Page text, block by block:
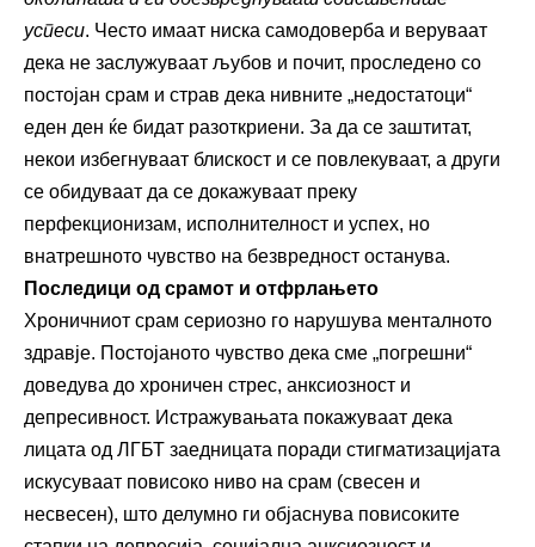
успеси. Често имаат ниска самодоверба и веруваат
дека не заслужуваат љубов и почит, проследено со
постојан срам и страв дека нивните „недостатоци“
еден ден ќе бидат разоткриени. За да се заштитат,
некои избегнуваат блискост и се повлекуваат, а други
се обидуваат да се докажуваат преку
перфекционизам, исполнителност и успех, но
внатрешното чувство на безвредност останува.
Последици од срамот и отфрлањето
Хроничниот срам сериозно го нарушува менталното
здравје. Постојаното чувство дека сме „погрешни“
доведува до хроничен стрес, анксиозност и
депресивност. Истражувањата покажуваат дека
лицата од ЛГБТ заедницата поради стигматизацијата
искусуваат повисоко ниво на срам (свесен и
несвесен), што делумно ги објаснува повисоките